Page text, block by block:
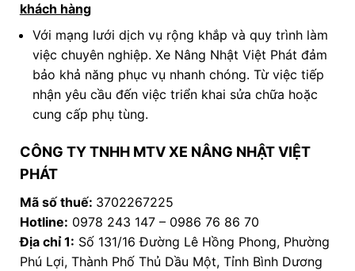
khách hàng
Với mạng lưới dịch vụ rộng khắp và quy trình làm
việc chuyên nghiệp. Xe Nâng Nhật Việt Phát đảm
bảo khả năng phục vụ nhanh chóng. Từ việc tiếp
nhận yêu cầu đến việc triển khai sửa chữa hoặc
cung cấp phụ tùng.
CÔNG TY TNHH MTV XE NÂNG NHẬT VIỆT
PHÁT
Mã số thuế: 3702267225
Hotline: 0978 243 147 – 0986 76 86 70
Địa chỉ 1: Số 131/16 Đường Lê Hồng Phong, Phường
Phú Lợi, Thành Phố Thủ Dầu Một, Tỉnh Bình Dương